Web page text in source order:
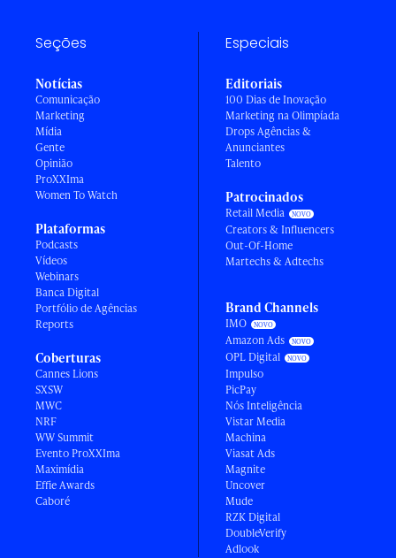
Seções
Notícias
Comunicação
Marketing
Mídia
Gente
Opinião
ProXXIma
Women To Watch
Plataformas
Podcasts
Vídeos
Webinars
Banca Digital
Portfólio de Agências
Reports
Coberturas
Cannes Lions
SXSW
MWC
NRF
WW Summit
Evento ProXXIma
Maximídia
Effie Awards
Caboré
Especiais
Editoriais
100 Dias de Inovação
Marketing na Olimpíada
Drops Agências &
Anunciantes
Talento
Patrocinados
Retail Media
Creators & Influencers
Out-Of-Home
Martechs & Adtechs
Brand Channels
IMO
Amazon Ads
OPL Digital
Impulso
PicPay
Nós Inteligência
Vistar Media
Machina
Viasat Ads
Magnite
Uncover
Mude
RZK Digital
DoubleVerify
Adlook